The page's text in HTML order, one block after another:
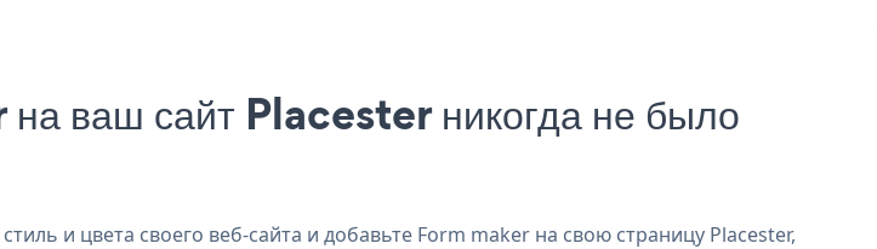
ваш сайт Placester никогда не было
и цвета своего веб-сайта и добавьте Form maker на свою страницу Placester,